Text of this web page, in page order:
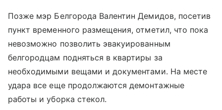
Позже мэр Белгорода Валентин Демидов, посетив
пункт временного размещения, отметил, что пока
невозможно позволить эвакуированным
белгородцам подняться в квартиры за
необходимыми вещами и документами. На месте
удара все еще продолжаются демонтажные
работы и уборка стекол.